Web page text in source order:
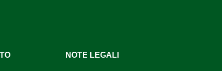
NOTE LEGALI